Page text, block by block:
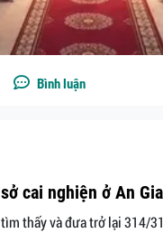
Bình luận
cai nghiện ở An
thấy và đưa trở lại 314/